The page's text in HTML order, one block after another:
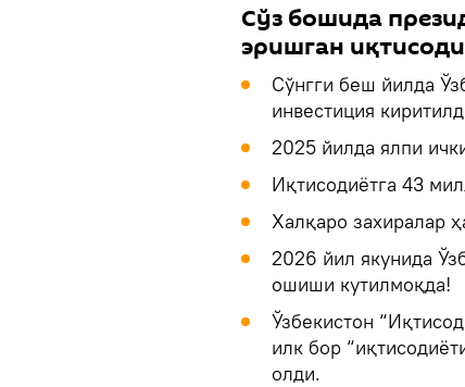
Сўз бошида
эришган
Сўнгги беш йилда
инвестиция
2025 йилда ялпи
Иқтисодиётга 43
Халқаро захиралар
2026 йил якунида
ошиши кутилмоқда!
Ўзбекистон
илк бор
олди.